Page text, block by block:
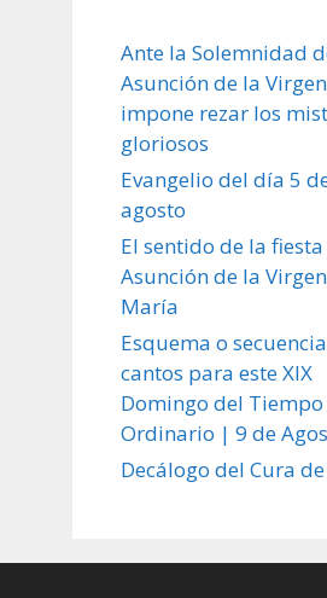
Ante la Solemnidad
Asunción de la
impone rezar los
gloriosos
Evangelio del día 5
agosto
El sentido de la
Asunción de la Virgen
María
Esquema o
cantos para este XIX
Domingo del Tiempo
Ordinario | 9 de
Decálogo del Cura